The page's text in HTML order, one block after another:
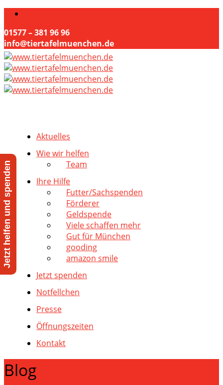
01577 – 381 96 96
info@tiertafelmuenchen.de
Aktuelles
Wie wir helfen
Team
Ihre Hilfe
Futter/Sachspenden
Förderer
Geldspende
Viele schaffen mehr
Gut für München
gooding
amazon smile
Jetzt spenden
Notfellchen
Presse
Öffnungszeiten
Kontakt
Blog
Jetzt helfen und spenden